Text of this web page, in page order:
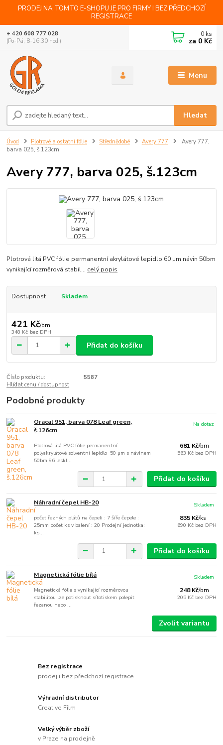
PRODEJ NA TOMTO E-SHOPU JE PRO FIRMY I BEZ PŘEDCHOZÍ
REGISTRACE
Menu
Hledat
+ 420 608 777 028
(Po-Pá, 8-16:30 hod.)
0 ks
za 0 Kč
Úvod Plotrové a ostatní fólie Střednědobé Avery 777
Avery 777,
barva 025, š.123cm
Avery 777, barva 025, š.123cm
Plotrová litá PVC fólie permanentní akrylátové lepidlo 60 µm návin 50bm
vynikající rozměrová stabil... celý popis
Dostupnost Skladem
421 Kč/bm
348 Kč bez DPH
Přidat do košíku
Číslo produktu:
5587
Hlídat cenu / dostupnost
Podobné produkty
Oracal 951, barva 078 Leaf green,
š.126cm
Plotrová litá PVC fólie permanentní
polyakrylátové solventní lepidlo 50 µm s návinem
50bm 96 leskl...
681 Kč/bm
563 Kč bez DPH
Na dotaz
Přidat do košíku
Náhradní čepel HB-20
počet řezných plátů na čepeli : 7 šíře čepele :
25mm počet ks v balení : 20 Prodejní jednotka:
ks...
835 Kč/ks
690 Kč bez DPH
Skladem
Přidat do košíku
Magnetická fólie bílá
Magnetická fólie s vynikající rozměrovou
stabilitou lze potisknout sítotiskem polepit
řezanou nebo ...
248 Kč/bm
205 Kč bez DPH
Skladem
Zvolit variantu
Bez registrace
prodej i bez předchozí registrace
Výhradní distributor
Creative Film
Velký výběr zboží
v Praze na prodejně